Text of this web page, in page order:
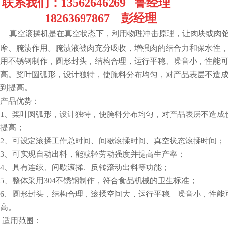
联系我们：13562646269 鲁经理
18263697867 彭经理
真空滚揉机是在真空状态下，利用物理冲击原理，让肉块或肉
摩、腌渍作用。腌渍液被肉充分吸收，增强肉的结合力和保水性
用不锈钢制作，圆形封头，结构合理，运行平稳、噪音小，性能
高。桨叶圆弧形，设计独特，使腌料分布均匀，对产品表层不造
到提高。
产品优势：
1
、桨叶圆弧形，设计独特，使腌料分布均匀，对产品表层不造
提高；
2 、可设定滚揉工作总时间、间歇滚揉时间、真空状态滚揉时间；
3 、可实现自动出料，能减轻劳动强度并提高生产率；
4 、具有连续、间歇滚揉、反转滚动出料等功能；
5 、整体采用304不锈钢制作，符合食品机械的卫生标准；
6 、圆形封头，结构合理，滚揉空间大，运行平稳、噪音小，性
高。
适用范围：